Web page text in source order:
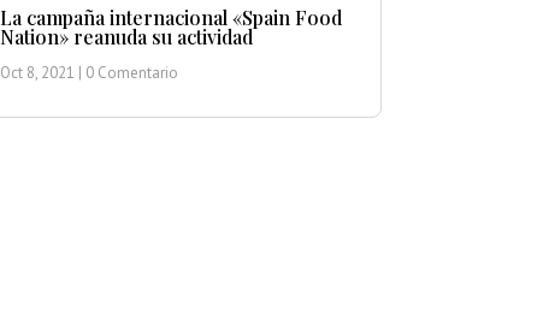
La campaña internacional «Spain Food
Nation» reanuda su actividad
Oct 8, 2021 | 0 Comentario